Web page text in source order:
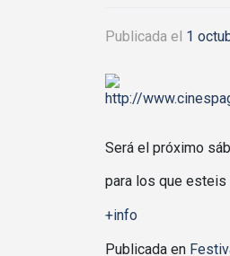
Publicada el 1
Será el próximo
para los que esteis
+info
Publicada en